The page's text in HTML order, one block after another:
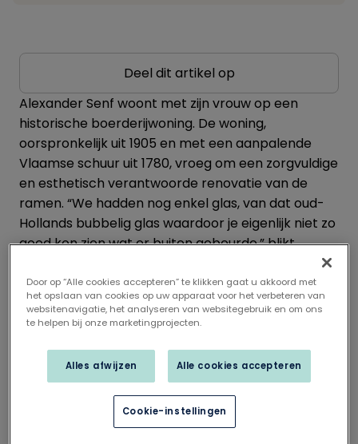
Alexander Senf woont met zijn vrouw op een
historische boerderijwoning. De woning,
oorspronkelijk uit 1905 en met een aanpalende
Vlaamse schuur uit 1780, vroeg om een zorgvuldige
en esthetisch verantwoorde renovatie van de
ramen. “We hadden nog enkel glas, van dat oud-
Hollands bubbelig glas waardoor je eigenlijk niet zo
goed kon zien wat er buiten gebeurde,” blikt
Alexander terug. Over één ding was hij heel zeker:
“Ik wilde absoluut blokramen, in houtlook, passend
bij het karakter van de woning.”
aannemers viel zijn keuze uiteindelijk op Profel
ramen. Alexander vertelt: “Het ging me vooral om
de combinatie van authentiek uitzicht, degelijke
uitvoering en meedenkend vakmanschap. De
Deel dit artikel op
Door op “Alle cookies accepteren” te klikken gaat u akkoord met
het opslaan van cookies op uw apparaat voor het verbeteren van
websitenavigatie, het analyseren van websitegebruik en om ons
te helpen bij onze marketingprojecten.
Alles afwijzen Alle cookies accepteren
Cookie-instellingen